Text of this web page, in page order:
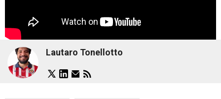
Lautaro Tonellotto